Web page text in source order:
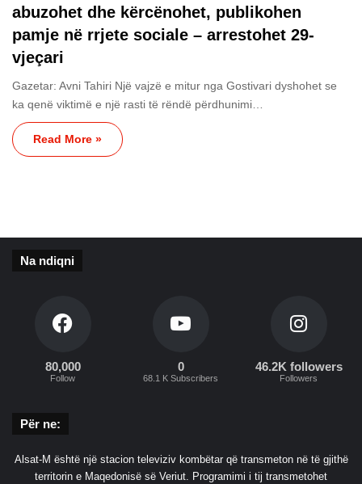
abuzohet dhe kërcënohet, publikohen
pamje në rrjete sociale – arrestohet 29-
vjeçari
Gazetar: Avni Tahiri Një vajzë e mitur nga Gostivari dyshohet se
ka qenë viktimë e një rasti të rëndë përdhunimi…
Read More »
Na ndiqni
80,000
Follow
0
68.1 K Subscribers
46.2K followers
Followers
Për ne:
Alsat-M është një stacion televiziv kombëtar që transmeton në të gjithë
territorin e Maqedonisë së Veriut. Programimi i tij transmetohet